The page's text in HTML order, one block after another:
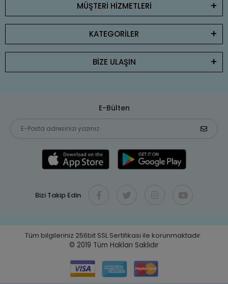
MÜŞTERİ HİZMETLERİ
KATEGORİLER
BİZE ULAŞIN
E-Bülten
Bizi Takip Edin
Tüm bilgileriniz 256bit SSL Sertifikası ile korunmaktadır.
© 2019 Tüm Hakları Saklıdır